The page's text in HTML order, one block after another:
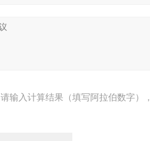
请输入计算结果（填写阿拉伯数字）